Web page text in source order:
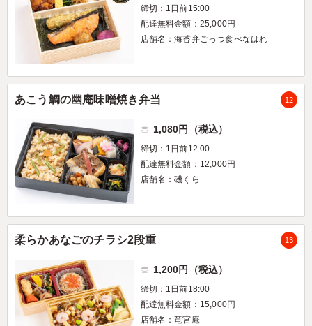
締切：1日前15:00
配達無料金額：25,000円
店舗名：海苔弁ごっつ食べなはれ
あこう鯛の幽庵味噌焼き弁当 12
1,080円（税込）
締切：1日前12:00
配達無料金額：12,000円
店舗名：磯くら
柔らかあなごのチラシ2段重 13
1,200円（税込）
締切：1日前18:00
配達無料金額：15,000円
店舗名：竜宮庵